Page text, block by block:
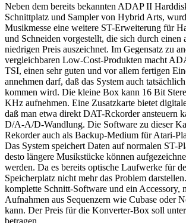
Neben dem bereits bekannten ADAP II
Schnittplatz und Sampler von Hybrid Arts,
Musikmesse eine weitere ST-Erweiterung für
und Schneiden vorgestellt, die sich durch einen
niedrigen Preis auszeichnet. Im Gegensatz zu
vergleichbaren Low-Cost-Produkten macht
TSI, einen sehr guten und vor allem fertigen
annehmen darf, daß das System auch
kommen wird. Die kleine Box kann 16 Bit
KHz aufnehmen. Eine Zusatzkarte bietet
daß man etwa direkt DAT-Rckorder ansteuern
D/A-A/D-Wandlung. Die Software zu dieser
Rekorder auch als Backup-Medium für Atari-
Das System speichert Daten auf normalen ST-
desto längere Musikstücke können
werden. Da es bereits optische Laufwerke für
Speicherplatz nicht mehr das Problem
komplette Schnitt-Software und ein Accessory,
Aufnahmen aus Sequenzern wie Cubase oder
kann. Der Preis für die Konverter-Box soll
betragen.